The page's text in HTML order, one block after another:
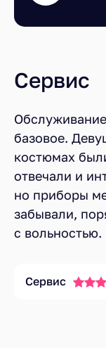
Сервис
базовое.
костюмах
отвечали и
но приборы
забывали,
с вольностью.
Сервис